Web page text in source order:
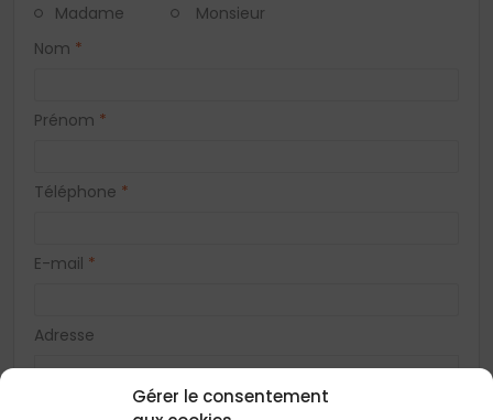
Gérer le consentement
Madame
Monsieur
Nom *
Prénom *
Téléphone *
E-mail *
Adresse